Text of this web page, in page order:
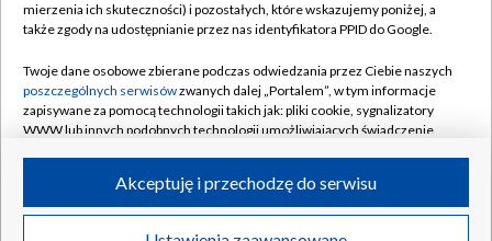
Naziemna Telewizja Cyfrowa
Rada Programowa
System NOS
Informacje o nadawcy
Program dla prasy
Pomoc
Kontakt
Kanały
©2026 Telewizja Polska S.A. w likwidacji
mierzenia ich skuteczności) i pozostałych, które wskazujemy poniżej, a
także zgody na udostępnianie przez nas identyfikatora PPID do Google.
Twoje dane osobowe zbierane podczas odwiedzania przez Ciebie naszych
poszczególnych serwisówzwanych dalej „Portalem”, w tym informacje
zapisywane za pomocą technologii takich jak: pliki cookie, sygnalizatory
WWW lub innych podobnych technologii umożliwiających świadczenie
ruchu w Internecie.
Twoje dane osobowe zbierane podczas odwiedzania przez Ciebie
Akceptuję i przechodzę do serwisu